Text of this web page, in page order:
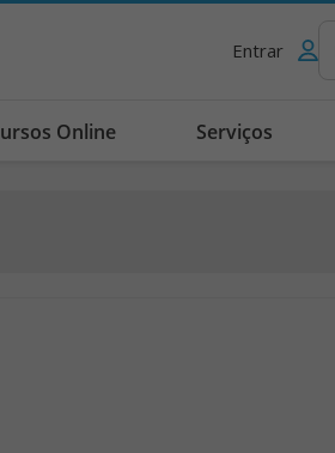
Entrar
Online Serviços